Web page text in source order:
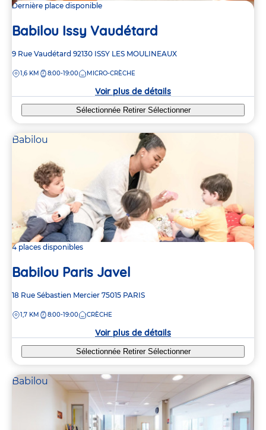
Dernière place disponible
Babilou Issy Vaudétard
Adresse
la
9 Rue Vaudétard 92130 ISSY LES MOULINEAUX
DISTANCE
1,6 KM 8:00-19:00 MICRO-CRÈCHE
Voir plus de détails
Sélectionnée Retirer Sélectionner
Babilou
4 places disponibles
Babilou Paris Javel
Adresse
la
18 Rue Sébastien Mercier 75015 PARIS
DISTANCE
1,7 KM 8:00-19:00 CRÈCHE
Voir plus de détails
Sélectionnée Retirer Sélectionner
Babilou